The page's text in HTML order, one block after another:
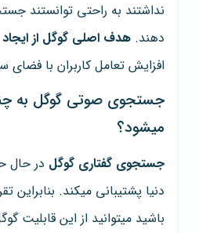
نداشتند به راحتی توانستند
دهند. هدف اصلی گوگل از
افزایش تعامل کاربران با فضای
جستجوی صوتی گوگل به
میشود؟
جستجوی گفتاری گوگل
دنیا پشتیبانی میکند. بنابراین
باشید میتوانید از این قابلیت